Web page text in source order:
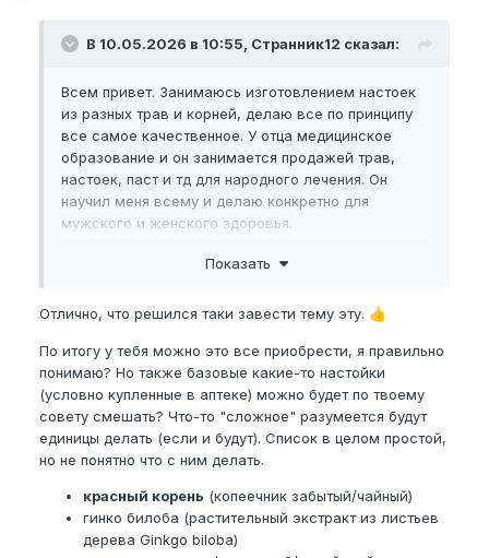
В 10.05.2026 в 10:55, Странник12 сказал:
Всем привет. Занимаюсь изготовлением настоек
из разных трав и корней, делаю все по принципу
все самое качественное. У отца медицинское
образование и он занимается продажей трав,
настоек, паст и тд для народного лечения. Он
научил меня всему и делаю конкретно для
мужского и женского здоровья.
1. Красный корень
Главное средство для профилактики и лечения
простатита, аденомы и уретрита. Улучшает
кровообращение в малом тазу.
Мощный противовоспалительный и противоотечный
эффект. Укрепляет стенки капилляров,
Очищает кровь и лимфу, выводит тяжелые
металлы, тонизирует нервную систему.
Показать
Отлично, что решился таки завести тему эту. 👍
По итогу у тебя можно это все приобрести, я правильно
понимаю? Но также базовые какие-то настойки
(условно купленные в аптеке) можно будет по твоему
совету смешать? Что-то "сложное" разумеется будут
единицы делать (если и будут). Список в целом простой,
но не понятно что с ним делать.
красный корень (копеечник забытый/чайный)
гинко билоба (растительный экстракт из листьев
дерева Ginkgo biloba)